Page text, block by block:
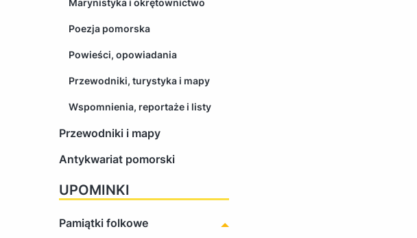
Poezja pomorska
Powieści, opowiadania
Przewodniki, turystyka i mapy
Wspomnienia, reportaże i listy
Przewodniki i mapy
Antykwariat pomorski
UPOMINKI
Pamiątki folkowe